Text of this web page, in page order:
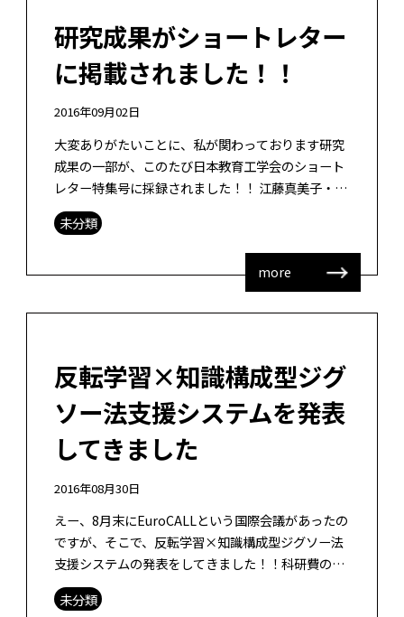
研究成果がショートレター
に掲載されました！！
2016年09月02日
大変ありがたいことに、私が関わっております研究
成果の一部が、このたび日本教育工学会のショート
レター特集号に採録されました！！ 江藤真美子・井
上功一・山田政寛 (印刷中) 高等学校における知識構
成型ジグソー法を取り入れたヘ […]
未分類
more
反転学習×知識構成型ジグ
ソー法支援システムを発表
してきました
2016年08月30日
えー、8月末にEuroCALLという国際会議があったの
ですが、そこで、反転学習×知識構成型ジグソー法
支援システムの発表をしてきました！！科研費の成
果として、具体的なシステムとして、見せることが
できて、うれしいです。熊本大 […]
未分類